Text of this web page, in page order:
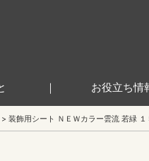
業務用店舗用品の総合商社
お役立ち情
装飾用シート ＮＥＷカラー雲流 若緑 １